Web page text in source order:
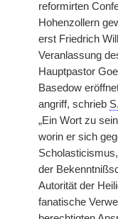
reformirten
Hohenzollern
erst Friedrich
Veranlassung
Hauptpastor
Basedow
angriff, schrieb S.
„Ein Wort zu
worin er sich
der
Autorität der
fanatische